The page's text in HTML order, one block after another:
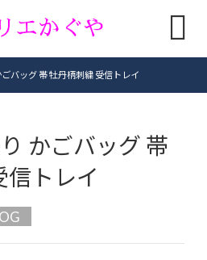

バッグ 帯 牡丹柄刺繍 受信トレイ
かごバッグ 帯
トレイ